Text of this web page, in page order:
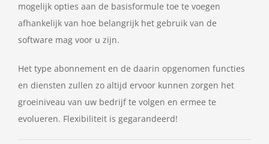
mogelijk opties aan de basisformule toe te voegen
afhankelijk van hoe belangrijk het gebruik van de
software mag voor u zijn.
Het type abonnement en de daarin opgenomen functies
en diensten zullen zo altijd ervoor kunnen zorgen het
groeiniveau van uw bedrijf te volgen en ermee te
evolueren. Flexibiliteit is gegarandeerd!